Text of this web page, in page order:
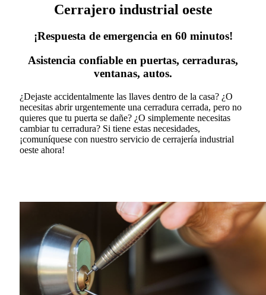
Cerrajero industrial oeste
¡Respuesta de emergencia en 60 minutos!
Asistencia confiable en puertas, cerraduras,
ventanas, autos.
¿Dejaste accidentalmente las llaves dentro de la casa? ¿O
necesitas abrir urgentemente una cerradura cerrada, pero no
quieres que tu puerta se dañe? ¿O simplemente necesitas
cambiar tu cerradura? Si tiene estas necesidades,
¡comuníquese con nuestro servicio de cerrajería industrial
oeste ahora!